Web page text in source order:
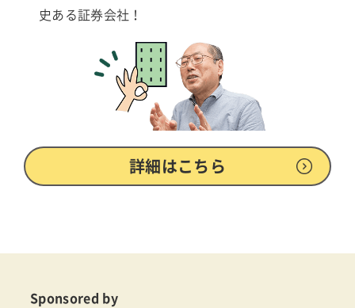
史ある証券会社！
詳細はこちら
Sponsored by